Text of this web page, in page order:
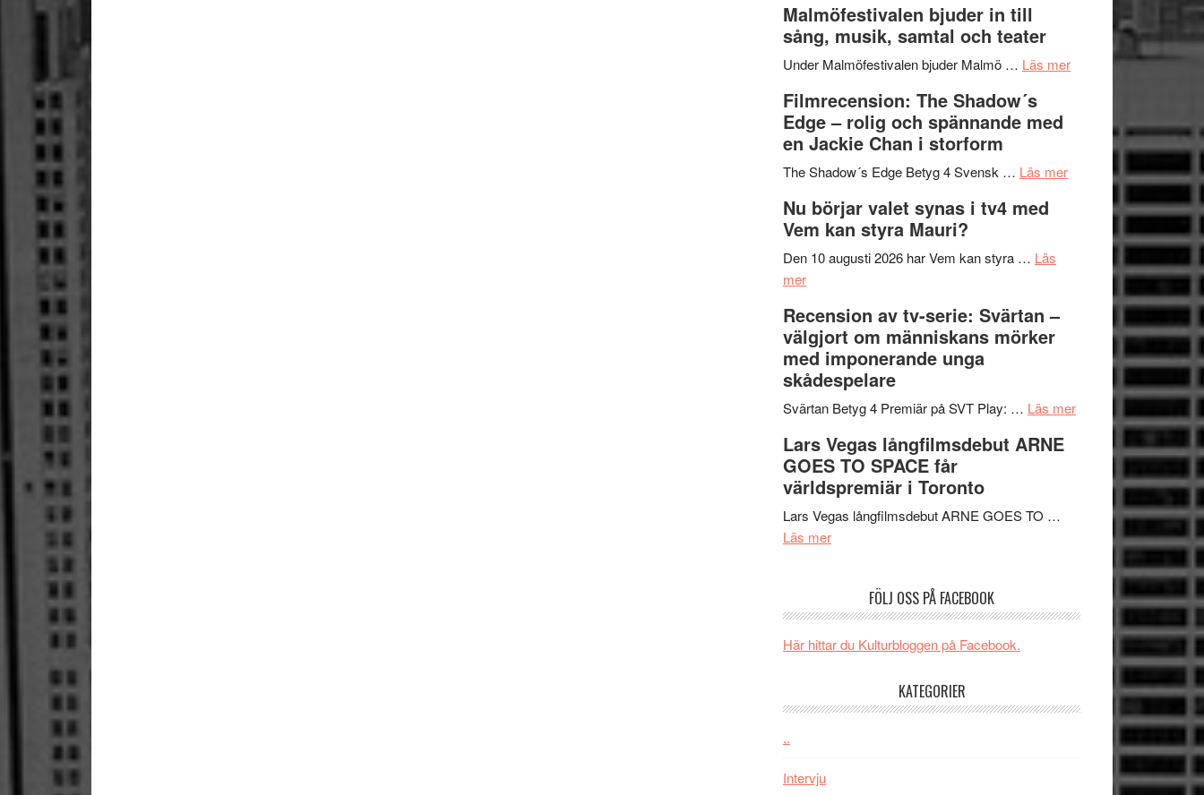
ger
mycket
att
på
Pöntinen
avslutar
Scensommar
Artipelag
Malmöfestivalen bjuder in till
sång, musik, samtal och teater
Under Malmöfestivalen bjuder Malmö … Läs merom
Filmrecension: The Shadow´s
Edge – rolig och spännande med
en Jackie Chan i storform
The Shadow´s Edge Betyg 4 Svensk … Läs merom
Filmrecension:
Shadow
spännande
en
storform
Nu börjar valet synas i tv4 med
Vem kan styra Mauri?
Den 10 augusti 2026 har Vem kan styra … Läs
merom
börjar
valet
synas
i
tv4
Vem
kan
styra
Mauri?
Recension av tv-serie: Svärtan –
välgjort om människans mörker
med imponerande unga
skådespelare
Svärtan Betyg 4 Premiär på SVT Play: … Läs merom
Recension
Svärtan
människans
mörker
imponerande
skådespelare
Lars Vegas långfilmsdebut ARNE
GOES TO SPACE får
världspremiär i Toronto
Lars Vegas långfilmsdebut ARNE GOES TO …
Läs merom
långfilmsdebut
ARNE
GOES
får
FÖLJ OSS PÅ FACEBOOK
Här hittar du Kulturbloggen på Facebook.
KATEGORIER
..
Intervju